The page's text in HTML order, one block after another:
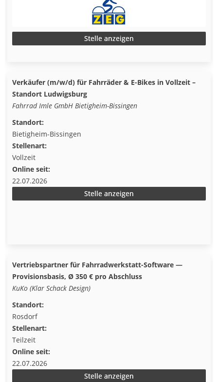
Stelle anzeigen
Verkäufer (m/w/d) für Fahrräder & E-Bikes in Vollzeit –
Standort Ludwigsburg
Fahrrad Imle GmbH Bietigheim-Bissingen
Standort:
Bietigheim-Bissingen
Stellenart:
Vollzeit
Online seit:
22.07.2026
Stelle anzeigen
Vertriebspartner für Fahrradwerkstatt-Software —
Provisionsbasis, Ø 350 € pro Abschluss
KuKo (Klar Schack Design)
Standort:
Rosdorf
Stellenart:
Teilzeit
Online seit:
22.07.2026
Stelle anzeigen